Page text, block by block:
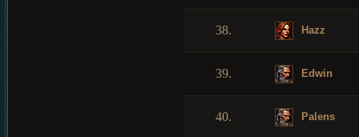
38. Hazz
39. Edwin
40. Palens